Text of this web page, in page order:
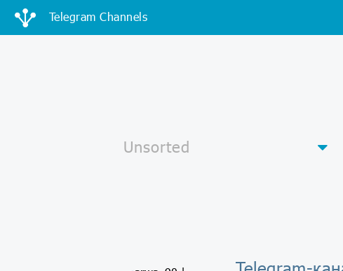
Telegram Channels